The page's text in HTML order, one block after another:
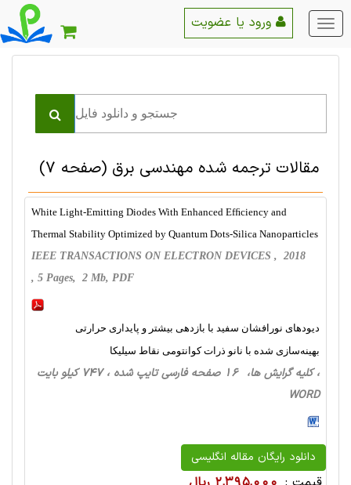
منو
اصلی
مقالات ترجمه شده مهندسی برق (صفحه 7)
White Light-Emitting Diodes With Enhanced Efﬁciency and
Thermal Stability Optimized by Quantum Dots-Silica Nanoparticles
IEEE TRANSACTIONS ON ELECTRON DEVICES , 2018
, 5 Pages, 2 Mb, PDF
دیودهای نورافشان سفید با بازدهی بیشتر و پایداری حرارتی
بهینه‌سازی شده با نانو ذرات کوانتومی نقاط سیلیکا
، کلیه گرایش ها، 16 صفحه فارسی تایپ شده ، 747 کیلو بایت
WORD
دانلود رایگان مقاله انگلیسی